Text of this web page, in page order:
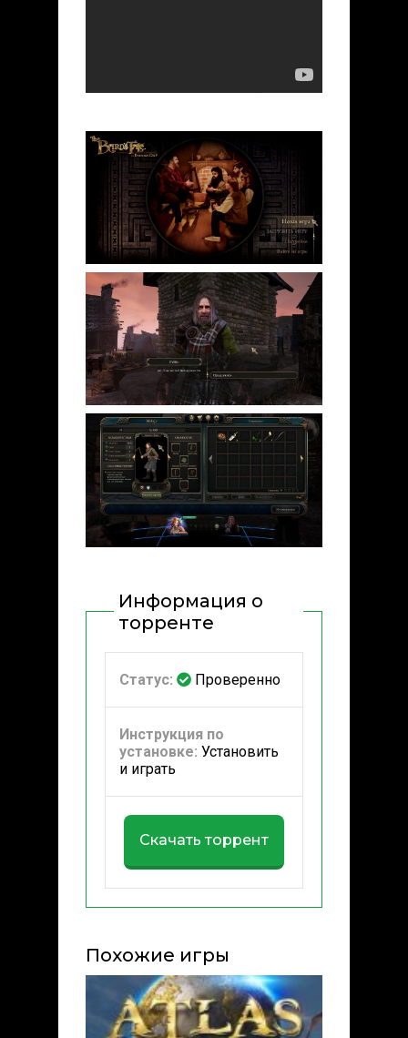
Информация о
торренте
Статус: Проверенно
Инструкция по
установке: Установить
и играть
Скачать торрент
Похожие игры